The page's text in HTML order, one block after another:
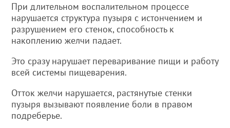
При длительном воспалительном процессе
нарушается структура пузыря с истончением и
разрушением его стенок, способность к
накоплению желчи падает.
Это сразу нарушает переваривание пищи и работу
всей системы пищеварения.
Отток желчи нарушается, растянутые стенки
пузыря вызывают появление боли в правом
подреберье.